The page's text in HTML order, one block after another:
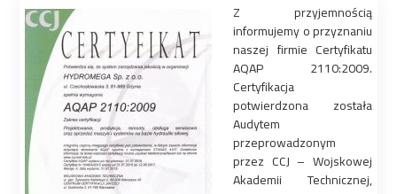
Z przyjemnością
informujemy o przyznaniu
naszej firmie Certyfikatu
AQAP 2110:2009.
Certyfikacja
potwierdzona została
Audytem
przeprowadzonym
przez CCJ – Wojskowej
Akademii Technicznej,